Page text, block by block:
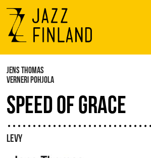
Menu
JENS THOMAS
VERNERI POHJOLA
SPEED OF GRACE
LEVY